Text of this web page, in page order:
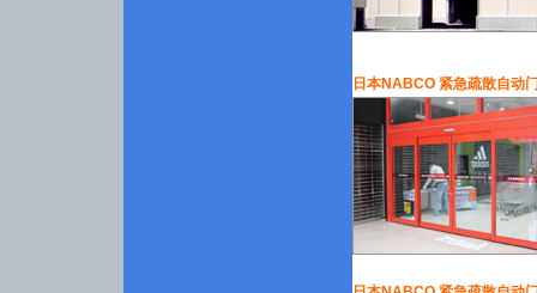
日本NABCO 紧急疏散自动